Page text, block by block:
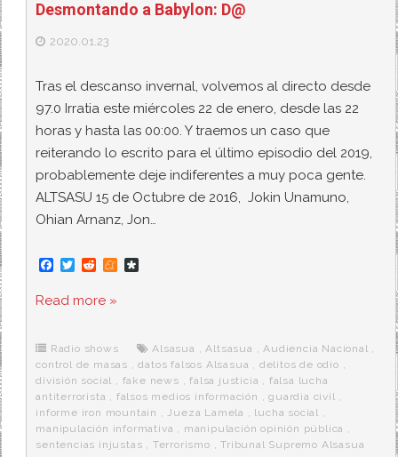
Desmontando a Babylon: D@
2020.01.23
Tras el descanso invernal, volvemos al directo desde
97.0 Irratia este miércoles 22 de enero, desde las 22
horas y hasta las 00:00. Y traemos un caso que
reiterando lo escrito para el último episodio del 2019,
probablemente deje indiferentes a muy poca gente.
ALTSASU 15 de Octubre de 2016, Jokin Unamuno,
Ohian Arnanz, Jon…
F
e
o
k
T
t
r
R
d
M
e
r
a
Read more »
Radio shows Alsasua ,Altsasua ,Audiencia Nacional ,
control de masas ,datos falsos Alsasua , delitos de odio ,
división social , fake news ,falsa justicia , falsa lucha
antiterrorista , falsos medios información ,guardia civil ,
informe iron mountain ,Jueza Lamela , lucha social ,
manipulación informativa , manipulación opinión pública ,
sentencias injustas , Terrorismo ,Tribunal Supremo Alsasua